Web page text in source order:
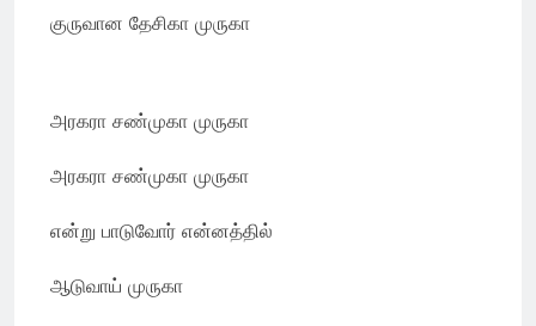
குருவான தேசிகா முருகா
அரகரா சண்முகா முருகா
அரகரா சண்முகா முருகா
என்று பாடுவோர் என்னத்தில்
ஆடுவாய் முருகா